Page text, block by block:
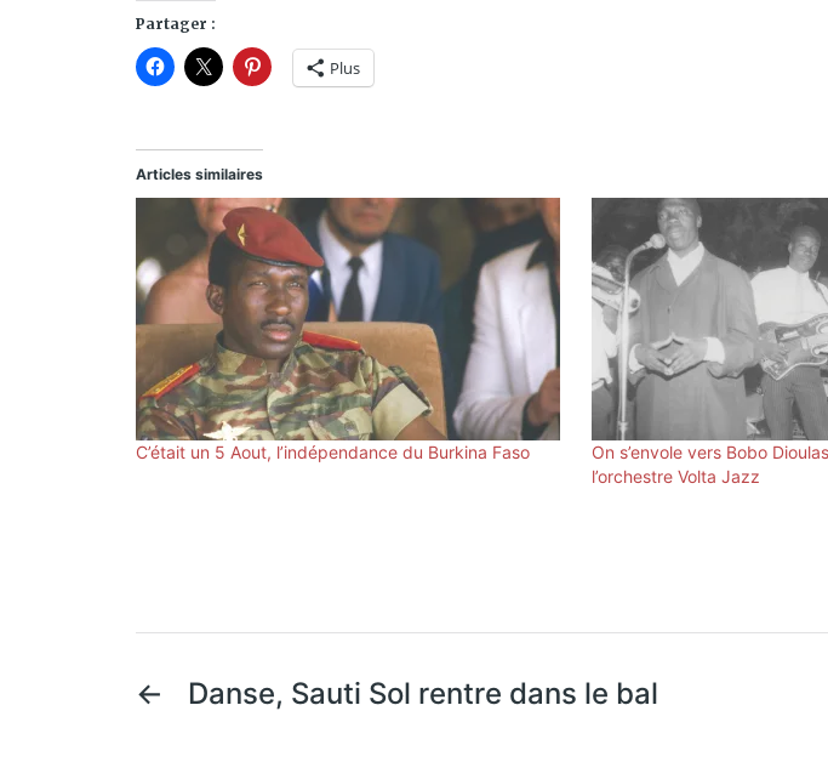
Partager :
Plus
Articles similaires
C’était un 5 Aout, l’indépendance du Burkina Faso
On s’envole vers Bobo
l’orchestre Volta Jazz
← Danse, Sauti Sol rentre dans le bal